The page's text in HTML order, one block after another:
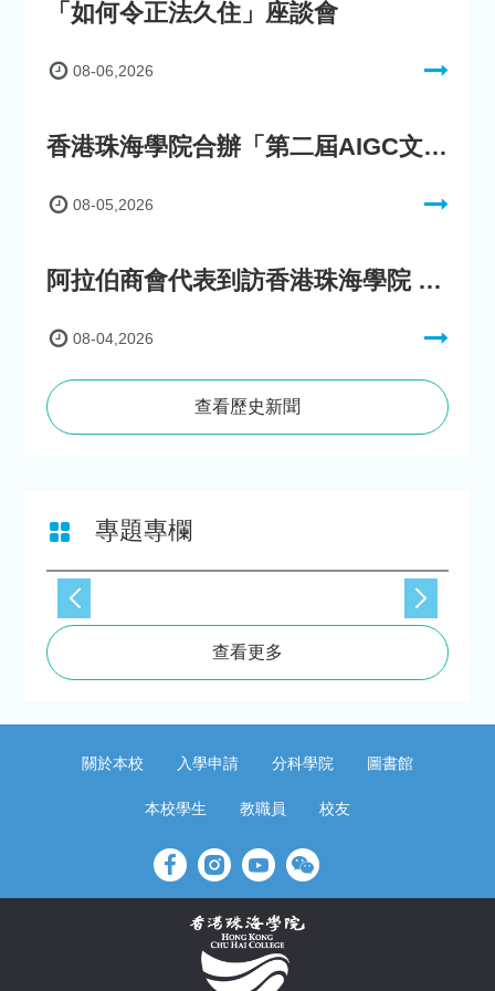
「如何令正法久住」座談會
08-06,2026
香港珠海學院合辦「第二屆AIGC文化數字內容創作比賽」
08-05,2026
阿拉伯商會代表到訪香港珠海學院 參與「一帶一路」政策圓桌會議
08-04,2026
查看歷史新聞
專題專欄
查看更多
關於本校 入學申請 分科學院 圖書館
本校學生 教職員 校友